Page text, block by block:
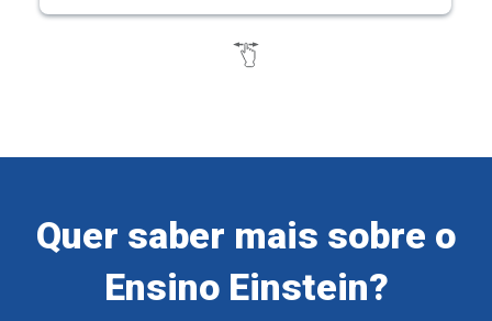
Quer saber mais sobre o
Ensino Einstein?